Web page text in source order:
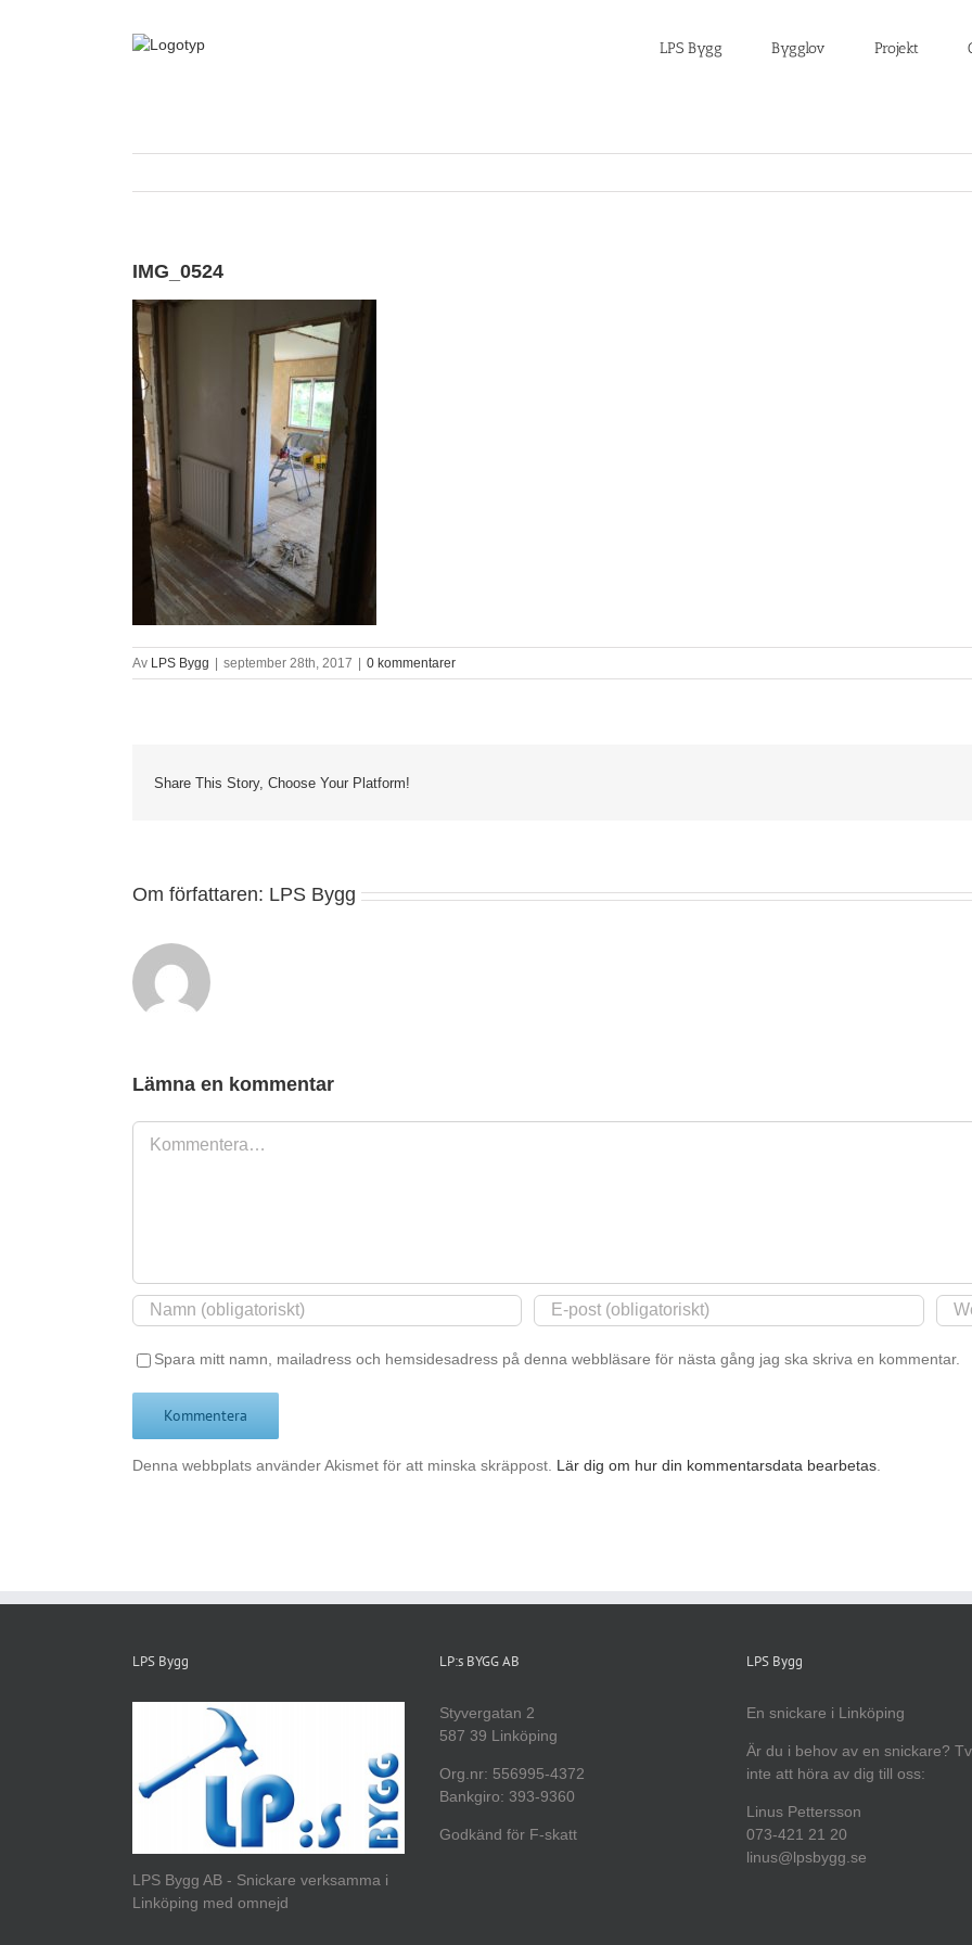
LPS Bygg Bygglov Projekt
IMG_0524
Av LPS Bygg september 28th, 2017 0 kommentarer
Share This Story, Choose Your Platform!
Om författaren: LPS Bygg
Lämna en kommentar
Kommentar
Spara mitt namn, mailadress och hemsidesadress på denna webbläsare för nästa gång jag ska skriva en kommentar.
Denna webbplats använder Akismet för att minska skräppost. Lär dig om hur din kommentarsdata bearbetas
LPS Bygg
LPS Bygg AB - Snickare verksamma i
Linköping med omnejd
LP:s BYGG AB
Styvergatan 2
587 39 Linköping
Org.nr: 556995-4372
Bankgiro: 393-9360
Godkänd för F-skatt
LPS Bygg
En snickare i Linköping
Är du i behov av en snickare?
inte att höra av dig till oss:
Linus Pettersson
073-421 21 20
linus@lpsbygg.se